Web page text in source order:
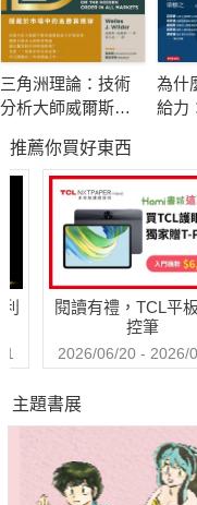
【領導第四步：執行力】
一份任務需要有良好
力又需要隊員的服從、
【領導第五步：有效溝通
溝通是團隊合作的基
本書詳細介紹了如何與
工之間的紛爭。
團隊中的每個成員都
務，讓整個團隊變得更
聚人心，讓每個人都能
【領導第六步：激勵員工
三角洲理論：技術
分析大師威爾斯．
為什
給力
推薦你買好東西
閱讀有禮，TCL平
控筆
2026/06/20 - 2026/
主題書展